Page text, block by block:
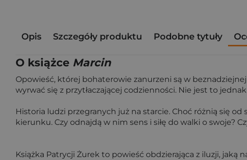
Opis Szczegóły produktu Podobne tytuły
O książce Marcin
Opowieść, której bohaterowie zanurzeni są w
wyrwać się z przytłaczającej codzienności. Nie jest to
Historia ludzi przegranych już na starcie. Choć różnią się
kierunku. Czy odnajdą w nim sens i siłę do walki o swoje?
Książka Patrycji Żurek to powieść obdzierająca z iluzji, jaką